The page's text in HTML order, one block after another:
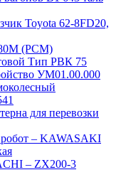
Toyota 62-8FD20,
(РСМ)
Тип РВК 75
УМ01.00.000
для перевозки
– KAWASAKI
– ZX200-3